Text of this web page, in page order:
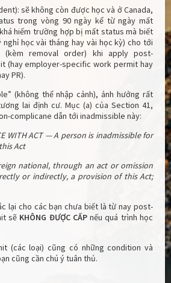
sẽ không còn được học và ở Canada,
trong vòng 90 ngày kể từ ngày mất
hiếm trường hợp bị mất status mà biết
học vài tháng hay vài học kỳ) cho tới
removal order) khi apply post-
(hay employer-specific work permit hay
PR).
(không thể nhập cảnh), ảnh hưởng rất
lai định cư. Mục (a) của Section 41,
complicane dẫn tới inadmissible này:
WITH ACT — A person is inadmissible for
Act
national, through an act or omission
or indirectly, a provision of this Act;
lại cho các bạn chưa biết là từ nay post-
sẽ KHÔNG ĐƯỢC CẤPnếu quá trình học
(các loại) cũng có những condition và
cũng cần chú ý tuân thủ.